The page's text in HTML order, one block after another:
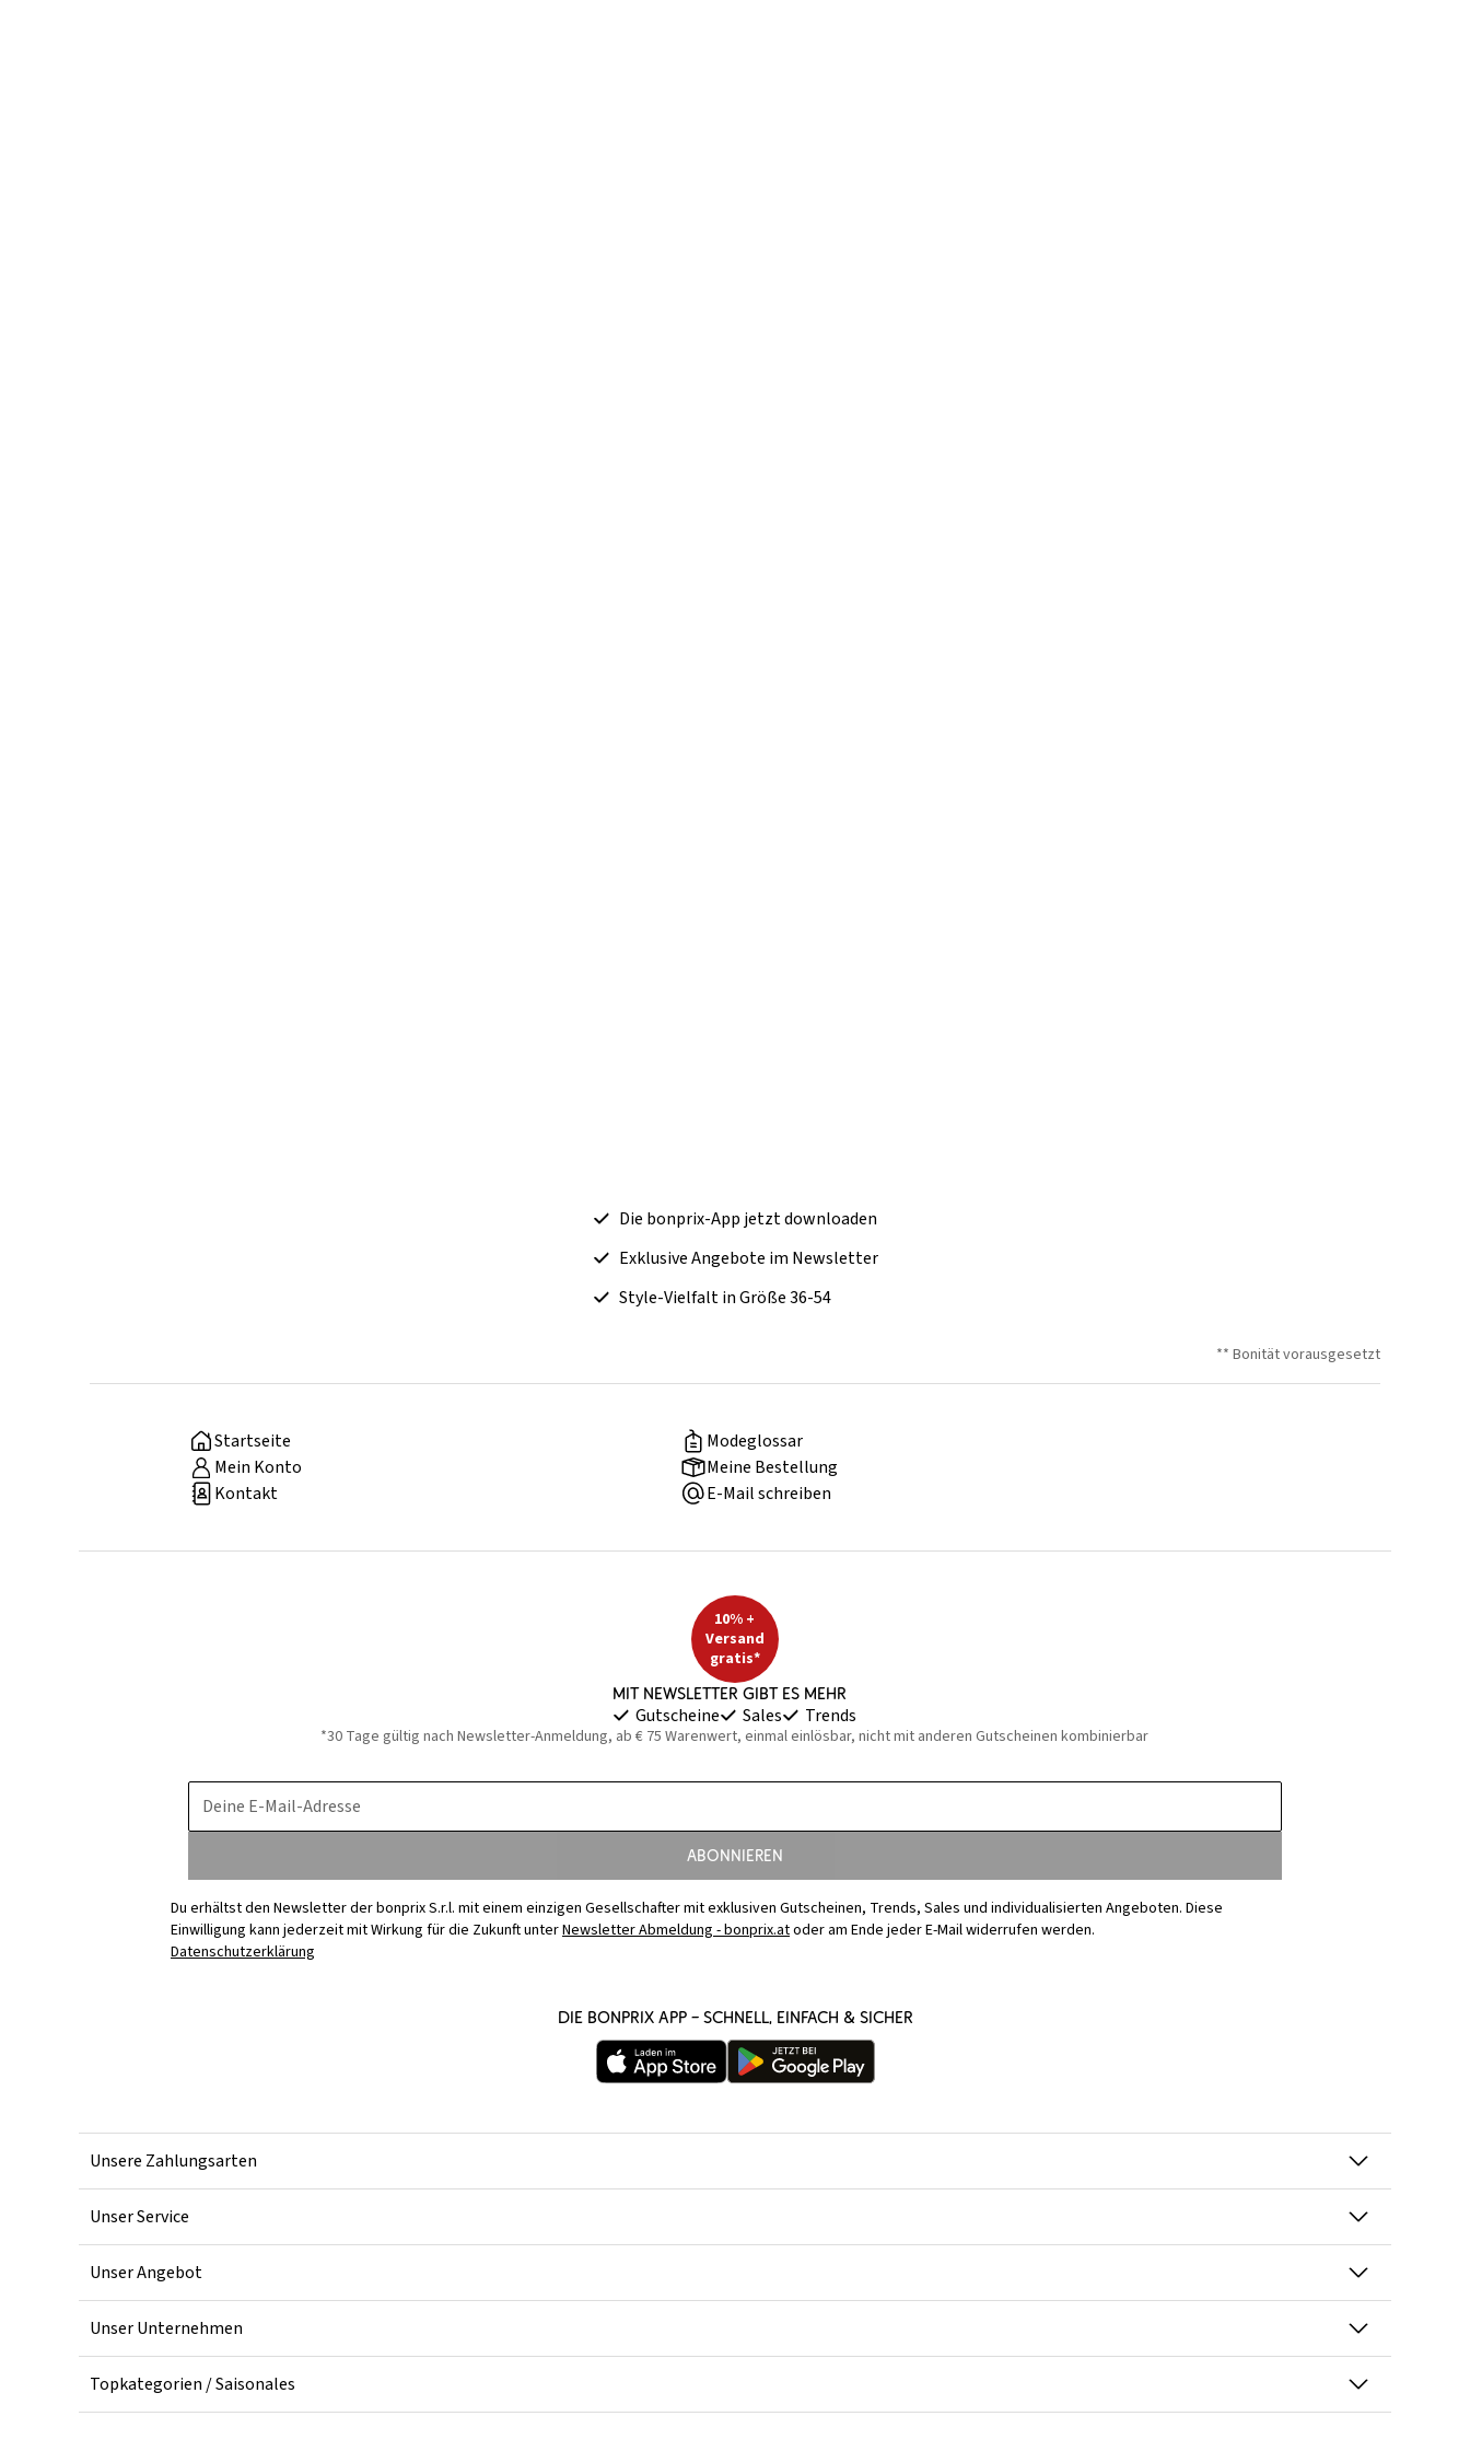
Die bonprix-App jetzt downloaden
Exklusive Angebote im Newsletter
Style-Vielfalt in Größe 36-54
** Bonität vorausgesetzt
Startseite
Modeglossar
Mein Konto
Meine Bestellung
Kontakt
E-Mail schreiben
10% +
Versand
gratis*
Mit Newsletter gibt es mehr
Gutscheine Sales Trends
*30 Tage gültig nach Newsletter-Anmeldung, ab € 75 Warenwert, einmal einlösbar, nicht mit anderen Gutscheinen kombinierbar
Deine E-Mail-Adresse
Abonnieren
Du erhältst den Newsletter der bonprix S.r.l. mit einem einzigen Gesellschafter mit exklusiven Gutscheinen, Trends, Sales und individualisierten Angeboten. Diese
Einwilligung kann jederzeit mit Wirkung für die Zukunft unterNewsletter Abmeldung - bonprix.atoder am Ende jeder E-Mail widerrufen werden.
Datenschutzerklärung
Die bonprix App – schnell, einfach & sicher
Unsere Zahlungsarten
Unser Service
Unser Angebot
Unser Unternehmen
Topkategorien / Saisonales